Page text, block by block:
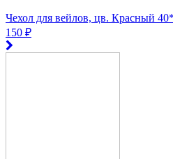
Чехол для вейлов, цв. Красный
150 ₽